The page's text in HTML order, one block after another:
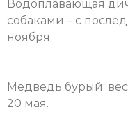
Водоплавающая
собаками – с
ноября.
Медведь бурый:
20 мая.